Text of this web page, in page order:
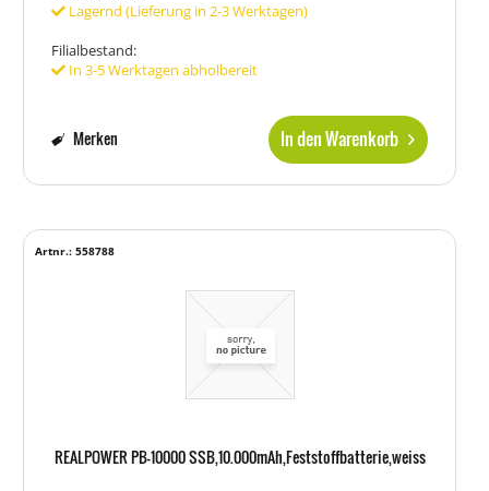
Lagernd (Lieferung in 2-3 Werktagen)
Filialbestand:
In 3-5 Werktagen abholbereit
In den Warenkorb
Merken
REALPOWER PB-10000 SSB,10.000mAh,Feststoffbatterie,weiss
Artnr.: 558788